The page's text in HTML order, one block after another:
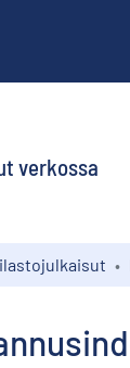
verkossa